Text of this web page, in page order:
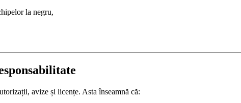
la negru,
avize și licențe. Asta înseamnă că: